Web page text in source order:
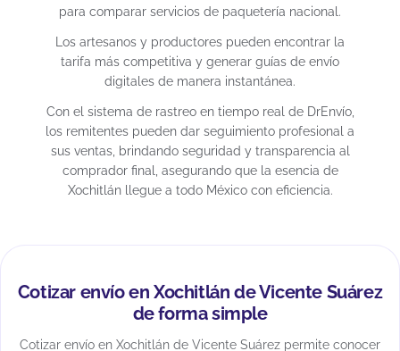
para comparar servicios de paquetería nacional.
Los artesanos y productores pueden encontrar la
tarifa más competitiva y generar guías de envío
digitales de manera instantánea.
Con el sistema de rastreo en tiempo real de DrEnvío,
los remitentes pueden dar seguimiento profesional a
sus ventas, brindando seguridad y transparencia al
comprador final, asegurando que la esencia de
Xochitlán llegue a todo México con eficiencia.
Cotizar envío en Xochitlán de Vicente Suárez
de forma simple
Cotizar envío en Xochitlán de Vicente Suárez permite conocer